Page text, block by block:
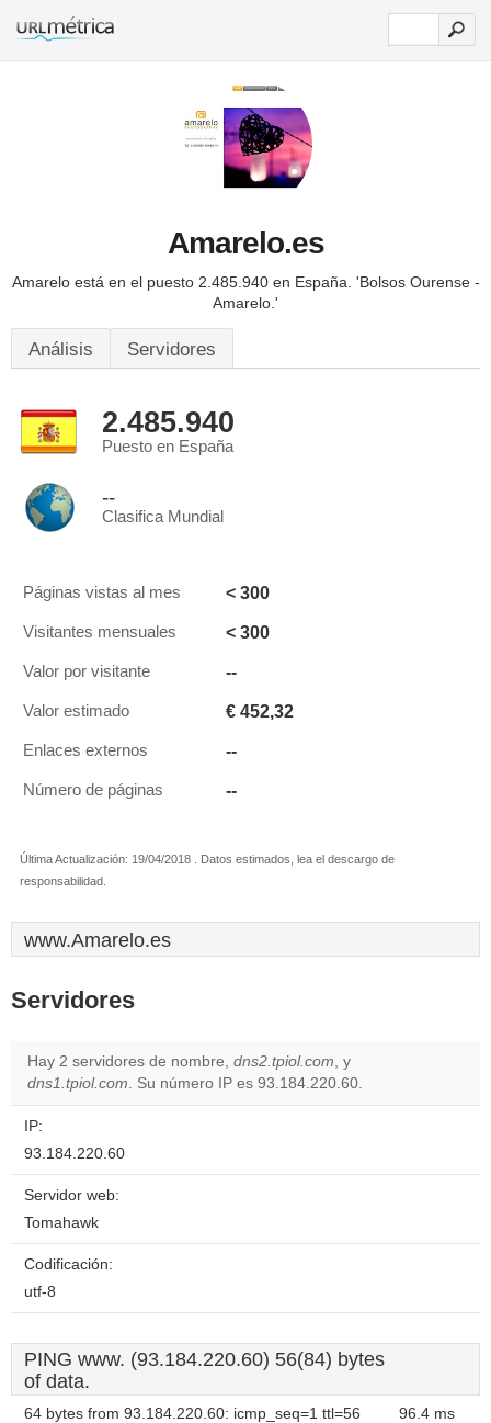
Amarelo.es
Amarelo está en el puesto 2.485.940 en España. 'Bolsos Ourense -
Amarelo.'
Análisis Servidores
2.485.940
Puesto en España
--
Clasifica Mundial
Páginas vistas al mes < 300
Visitantes mensuales < 300
Valor por visitante --
Valor estimado € 452,32
Enlaces externos --
Número de páginas --
Última Actualización: 19/04/2018 . Datos estimados, lea el descargo de
responsabilidad.
www.Amarelo.es
Servidores
Hay 2 servidores de nombre, dns2.tpiol.com, y
dns1.tpiol.com. Su número IP es 93.184.220.60.
IP:
93.184.220.60
Servidor web:
Tomahawk
Codificación:
utf-8
PING www. (93.184.220.60) 56(84) bytes
of data.
64 bytes from 93.184.220.60: icmp_seq=1 ttl=56 96.4 ms